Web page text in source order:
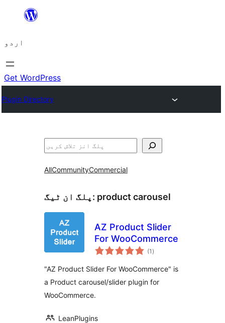
چھوڑیں
پر
جائیں
اردو
Get WordPress
Plugin Directory
تلاش
AllCommunityCommercial
پلگ ان ٹیگ: product carousel
AZ Product Slider
For WooCommerce
(1 مجموعی
درجہ
)
"AZ Product Slider For WooCommerce" is
a Product carousel/slider plugin for
WooCommerce.
LeanPlugins